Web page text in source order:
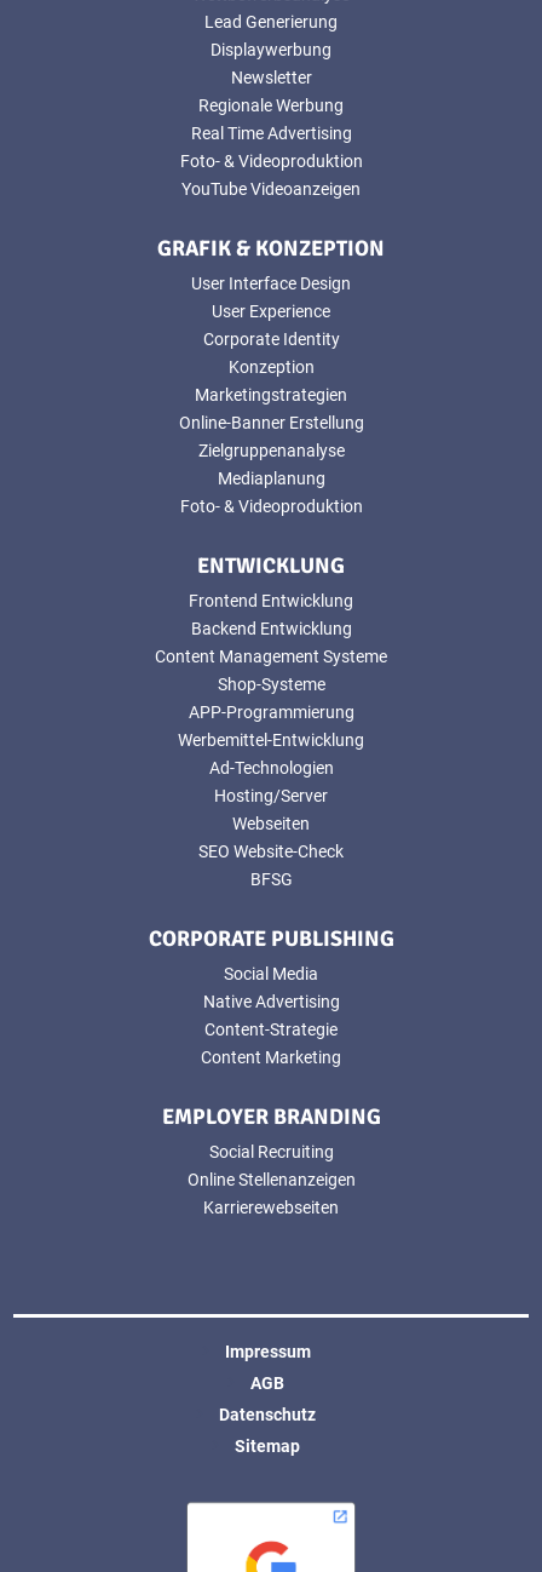
Lead Generierung
Displaywerbung
Newsletter
Regionale Werbung
Real Time Advertising
Foto- & Videoproduktion
YouTube Videoanzeigen
GRAFIK & KONZEPTION
User Interface Design
User Experience
Corporate Identity
Konzeption
Marketingstrategien
Online-Banner Erstellung
Zielgruppenanalyse
Mediaplanung
Foto- & Videoproduktion
ENTWICKLUNG
Frontend Entwicklung
Backend Entwicklung
Content Management Systeme
Shop-Systeme
APP-Programmierung
Werbemittel-Entwicklung
Ad-Technologien
Hosting/Server
Webseiten
SEO Website-Check
BFSG
CORPORATE PUBLISHING
Social Media
Native Advertising
Content-Strategie
Content Marketing
EMPLOYER BRANDING
Social Recruiting
Online Stellenanzeigen
Karrierewebseiten
Impressum
AGB
Datenschutz
Sitemap